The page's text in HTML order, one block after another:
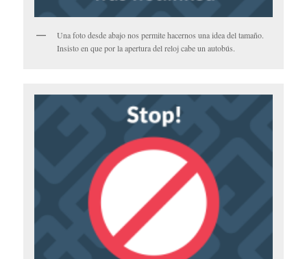
Una foto desde abajo nos permite hacernos una idea del tamaño.
Insisto en que por la apertura del reloj cabe un autobús.